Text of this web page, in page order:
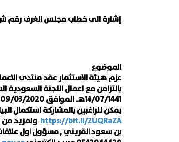
إشارة الى خطاب مجلس الغرف رقم ش . خ / 1494 وتاريخ 26/
الموضوع
عزم هيئة الاستثمار عقد منتدى
بالتزامن مع اعمال اللجنة السعودية
يمكن للراغبين بالمشاركة استكمال
https://bit.li/2UQRaZA ولمزيد من
بن سعود القريني , مسؤول اول علاقات